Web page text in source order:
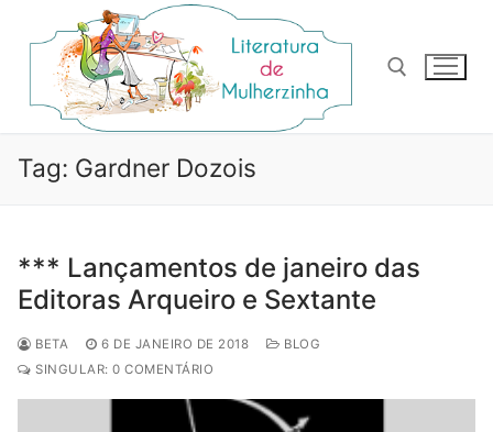
para
conteúdo
Pesquisar por:
Tag: Gardner Dozois
*** Lançamentos de janeiro das
Editoras Arqueiro e Sextante
BETA 6 DE JANEIRO DE 2018
BLOG
SINGULAR: 0 COMENTÁRIO